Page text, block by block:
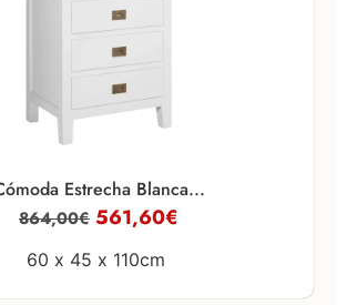
Estrecha Blanca...
864,00€ 561,60€
60 x 45 x 110cm